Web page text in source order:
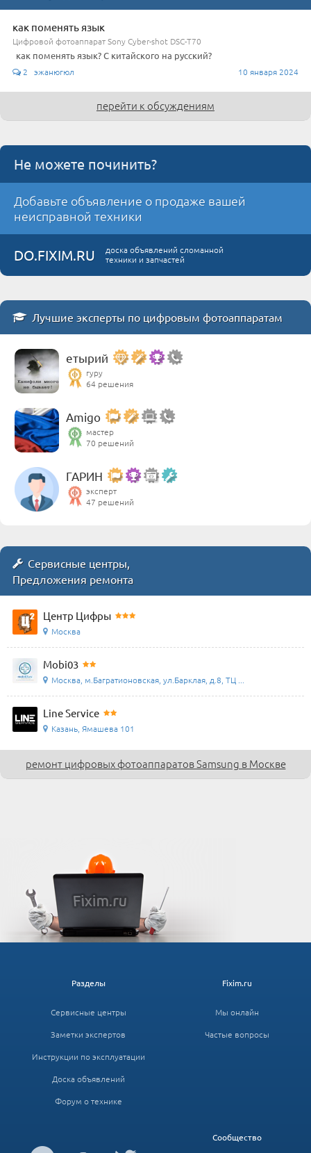
как поменять язык
Цифровой фотоаппарат Sony Cyber-shot DSC-T70
как поменять язык? С китайского на русский?
2 эжанюгюл 10 января 2024
перейти к обсуждениям
Не можете починить?
Добавьте объявление о продаже вашей
неисправной техники
DO.FIXIM.RU
доска объявлений сломанной
техники и запчастей
Лучшие эксперты по цифровым фотоаппаратам
етырий
гуру
64 решения
Amigo
мастер
70 решений
ГАРИН
эксперт
47 решений
Сервисные центры,
Предложения ремонта
Центр Цифры
Москва
Mobi03
Москва, м.Багратионовская, ул.Барклая, д.8, ТЦ ...
Line Service
Казань, Ямашева 101
ремонт цифровых фотоаппаратов Samsung в Москве
Fixim.ru
Мы онлайн
Частые вопросы
Разделы
Сервисные центры
Заметки экспертов
Инструкции по эксплуатации
Доска объявлений
Форум о технике
Сообщество